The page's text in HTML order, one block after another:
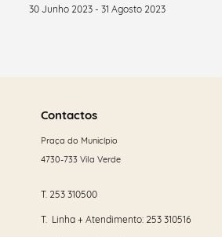
30 Junho 2023 - 31 Agosto 2023
maisContactos
Praça do Município
4730-733 Vila Verde
T. 253 310500
T. Linha + Atendimento: 253 310516